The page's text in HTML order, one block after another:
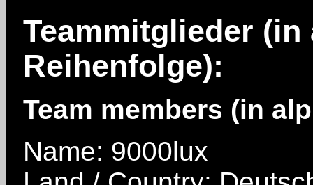
Teammitglieder
Reihenfolge):
Team members (in
Name: 9000lux